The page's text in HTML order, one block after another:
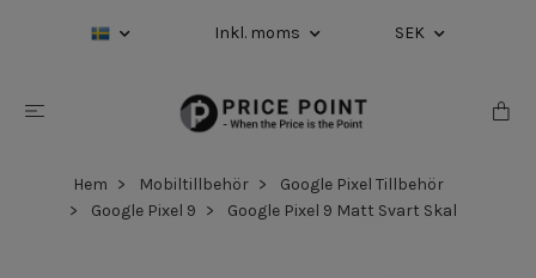
Inkl. moms SEK
Hem Mobiltillbehör
Google Pixel Tillbehör
Google Pixel 9
Google Pixel 9 Matt Svart Skal